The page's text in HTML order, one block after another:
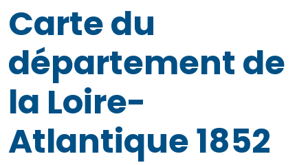
Carte du
département de
la Loire-
Atlantique 1852